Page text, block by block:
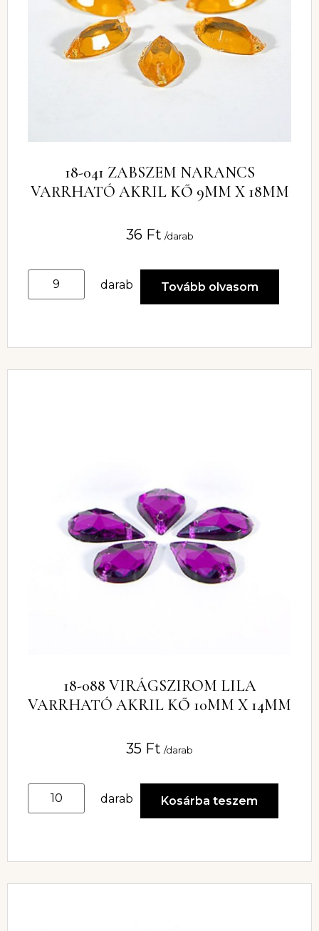
18-041 ZABSZEM NARANCS
VARRHATÓ AKRIL KŐ 9MM X 18MM
36 Ft /darab
darab Tovább olvasom
18-088 VIRÁGSZIROM LILA
VARRHATÓ AKRIL KŐ 10MM X 14MM
35 Ft /darab
darab Kosárba teszem